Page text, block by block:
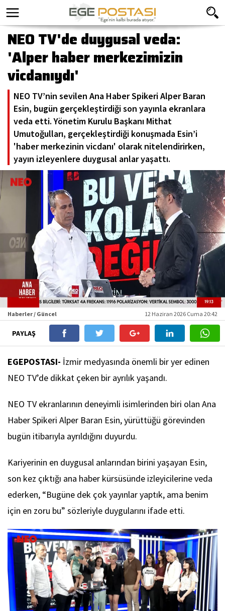
NEO TV'de duygusal veda:
'Alper haber merkezimizin
vicdanıydı'
NEO TV’nin sevilen Ana Haber Spikeri Alper Baran
Esin, bugün gerçekleştirdiği son yayınla ekranlara
veda etti. Yönetim Kurulu Başkanı Mithat
Umutoğulları, gerçekleştirdiği konuşmada Esin’i
'haber merkezinin vicdanı' olarak nitelendirirken,
yayın izleyenlere duygusal anlar yaşattı.
Haberler / Güncel 12 Haziran 2026 Cuma 20:42
PAYLAŞ
EGEPOSTASI- İzmir medyasında önemli bir yer edinen
NEO TV’de dikkat çeken bir ayrılık yaşandı.
NEO TV ekranlarının deneyimli isimlerinden biri olan Ana
Haber Spikeri Alper Baran Esin, yürüttüğü görevinden
bugün itibarıyla ayrıldığını duyurdu.
Kariyerinin en duygusal anlarından birini yaşayan Esin,
son kez çıktığı ana haber kürsüsünde izleyicilerine veda
ederken, “Bugüne dek çok yayınlar yaptık, ama benim
için en zoru bu” sözleriyle duygularını ifade etti.